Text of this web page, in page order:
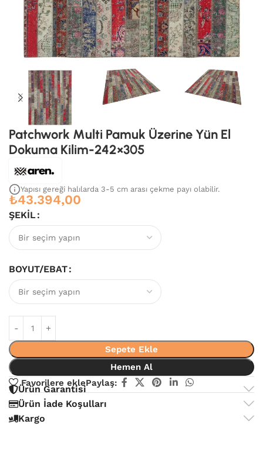
Patchwork Multi Pamuk Üzerine Yün El
Dokuma Kilim-242×305
Yapısı gereği halılarda 3-5 cm arası çekme payı olabilir.
₺43.394,00
ŞEKIL
BOYUT/EBAT
Sepete Ekle
Hemen Al
Favorilere eklePaylaş:
Ürün Garantisi
Ürün İade Koşulları
Kargo